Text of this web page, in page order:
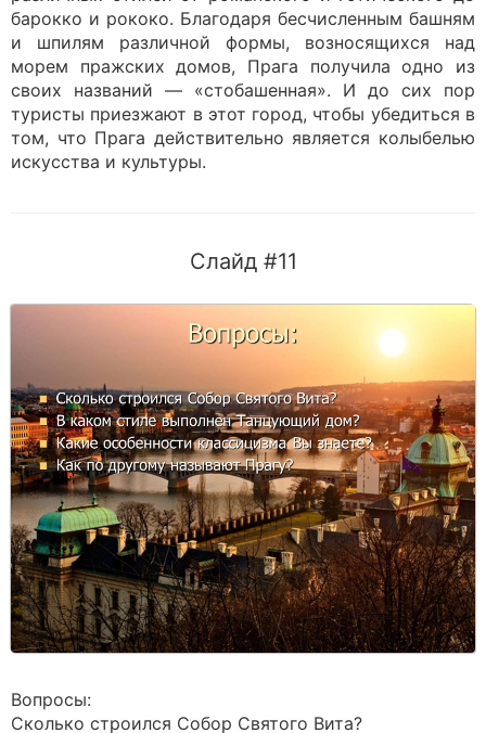
барокко и рококо. Благодаря бесчисленным башням
и шпилям различной формы, возносящихся над
морем пражских домов, Прага получила одно из
своих названий — «стобашенная». И до сих пор
туристы приезжают в этот город, чтобы убедиться в
том, что Прага действительно является колыбелью
искусства и культуры.
Слайд #11
Вопросы:
Сколько строился Собор Святого Вита?